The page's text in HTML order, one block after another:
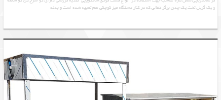
و یک گریل تخت یک چدن برگر ذغالی که در کنار دستگاه میز کوچکی هم تعبیه شده است و بدنه